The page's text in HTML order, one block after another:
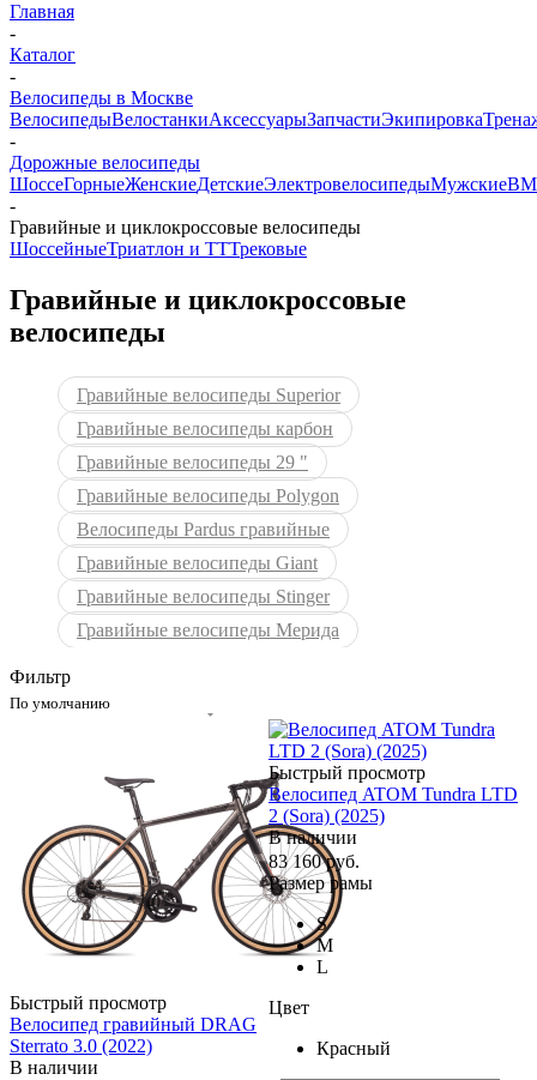
Главная
-
Каталог
-
Велосипеды в Москве
ВелосипедыВелостанкиАксессуарыЗапчастиЭкипировка
-
Дорожные велосипеды
ШоссеГорныеЖенскиеДетскиеЭлектровелосипедыМужские
-
Гравийные и циклокроссовые велосипеды
ШоссейныеТриатлон и ТТТрековые
Гравийные и циклокроссовые
велосипеды
Гравийные велосипеды Superior
Гравийные велосипеды карбон
Гравийные велосипеды 29 "
Гравийные велосипеды Polygon
Велосипеды Pardus гравийные
Гравийные велосипеды Giant
Гравийные велосипеды Stinger
Гравийные велосипеды Мерида
Фильтр
По умолчанию
Быстрый просмотр
Велосипед гравийный DRAG
Sterrato 3.0 (2022)
В наличии
Быстрый просмотр
Велосипед ATOM Tundra LTD
2 (Sora) (2025)
В наличии
83 160руб.
Размер рамы
S
M
L
Цвет
Красный